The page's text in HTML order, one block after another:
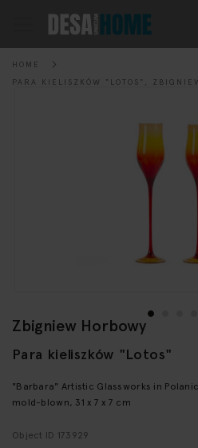
HOME
PARA KIELISZKÓW "LOTOS",
Skip
Skip
beginning
images
Zbigniew Horbowy
"Barbara" Artistic Glassworks in
mold-blown, 31 x 7 x 7 cm
Para kieliszków "Lotos"
Object ID 173929